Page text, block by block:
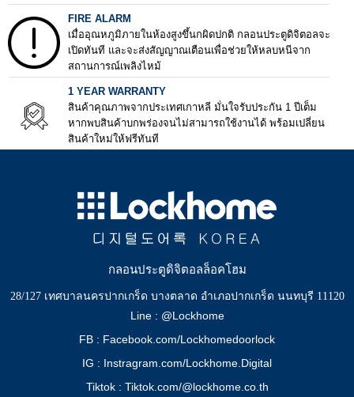
FIRE ALARM
เมื่ออุณหภูมิภายในห้องสูงขึ้นกผิดปกติ กลอนประตูดิจิตอลจะ
เปิดทันที และจะส่งสัญญาณเตือนเพื่อช่วยให้หลบหนีจาก
สถานการณ์เพลิงไหม้
1 YEAR WARRANTY
สินค้าคุณภาพจากประเทศเกาหลี มั่นใจรับประกัน 1 ปีเต็ม
หากพบสินค้าบกพร่องจนไม่สามารถใช้งานได้ พร้อมเปลี่ยน
สินค้าใหม่ให้ฟรีทันที
กลอนประตูดิจิตอลล็อคโฮม
28/127 เทศบาลนครปากเกร็ด บางตลาด อำเภอปากเกร็ด นนทบุรี 11120
Line : @Lockhome
FB : Facebook.com/Lockhomedoorlock
IG : Instragram.com/Lockhome.Digital
Tiktok : Tiktok.com/@lockhome.co.th